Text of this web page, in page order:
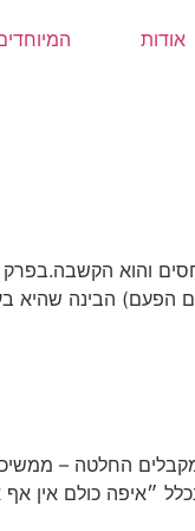
אודות
והוא הקשבה.בפרק
גם הפעם) הבינה
החלטה –
״איפה כולם אין אף